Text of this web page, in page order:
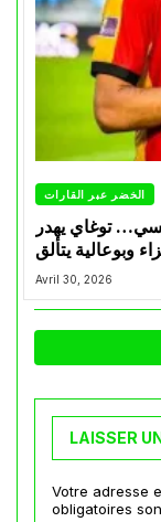
الخضر عبر القارات
توغاي يهدر
وبوعالية يتألق
Avril 30, 2026
LAISSER
Votre adresse
obligatoires